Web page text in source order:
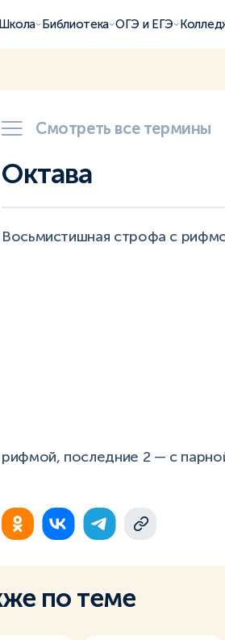
Школа Библиотека ОГЭ и ЕГЭ
Смотреть все термины
Октава
Восьмистишная строфа с
рифмой, последние 2 — с
по теме